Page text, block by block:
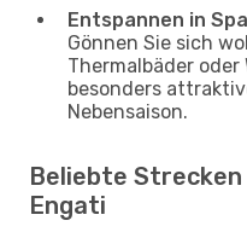
Entspannen in
Gönnen Sie sich
Thermalbäder
besonders
Nebensaison.
Beliebte
Engati